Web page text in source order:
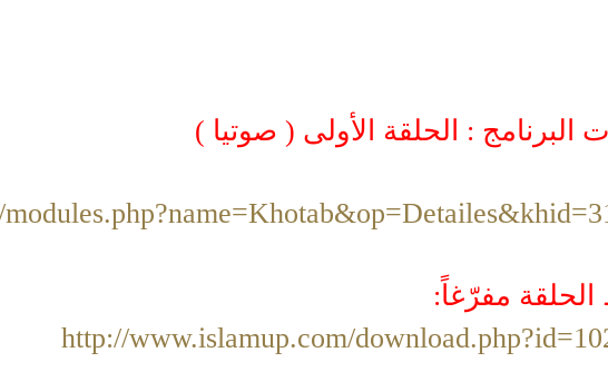
البرنامج : الحلقة الأولى ( صوتيا )
الحلقة مفرّغاً:
http://www.islamup.com/